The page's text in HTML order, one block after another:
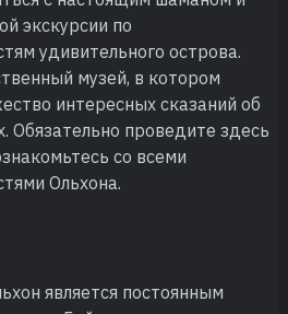
экскурсии по
удивительного острова.
музей, в котором
интересных сказаний об
Обязательно проведите здесь
со всеми
Ольхона.
является постоянным